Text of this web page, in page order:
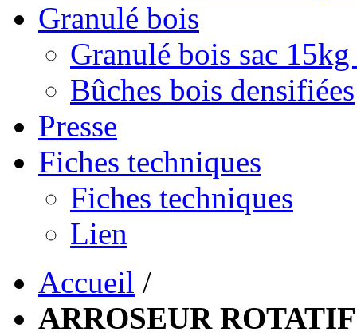
Granulé bois
Granulé bois sac
Bûches bois densifiées
Presse
Fiches techniques
Fiches techniques
Lien
Accueil /
ARROSEUR